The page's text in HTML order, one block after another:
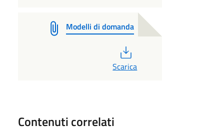
Modelli di domanda
Scarica
Contenuti correlati